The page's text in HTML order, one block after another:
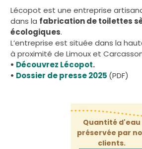
Lécopot est une entreprise
dans la fabrication de toilettes
écologiques.
L’entreprise est située dans la
à proximité de Limoux et
• Découvrez Lécopot.
• Dossier de presse 2025 (PDF)
Quantité d'eau
préservée par
clients.